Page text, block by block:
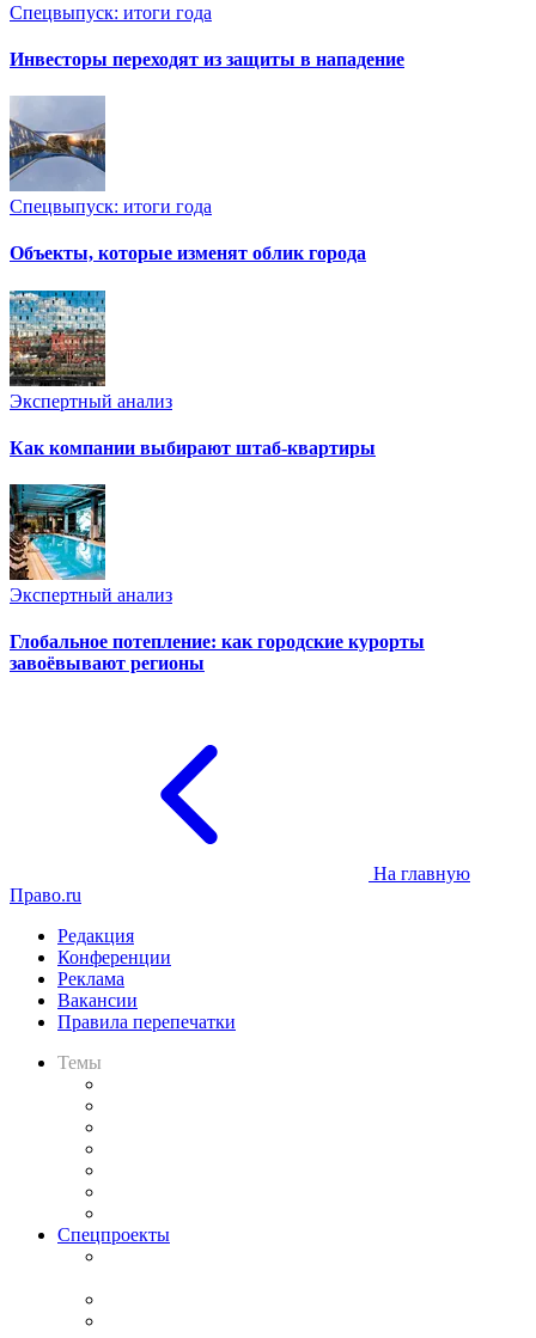
Спецвыпуск: итоги года
Инвесторы переходят из защиты в нападение
Спецвыпуск: итоги года
Объекты, которые изменят облик города
Экспертный анализ
Как компании выбирают штаб-квартиры
Экспертный анализ
Глобальное потепление: как городские курорты
завоёвывают регионы
На главную
Право.ru
Редакция
Конференции
Реклама
Вакансии
Правила перепечатки
Темы
Спецпроекты